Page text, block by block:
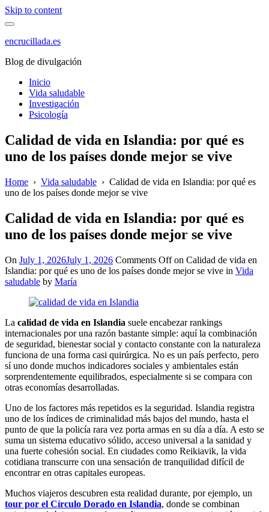
Skip to content
encrucillada.es
Blog de divulgación
Inicio
Vida saludable
Investigación
Psicología
Calidad de vida en Islandia: por qué es
uno de los países donde mejor se vive
Home › Vida saludable › Calidad de vida en Islandia: por qué es
uno de los países donde mejor se vive
Calidad de vida en Islandia: por qué es
uno de los países donde mejor se vive
On July 1, 2026July 1, 2026 Comments Offon Calidad de vida en
Islandia: por qué es uno de los países donde mejor se vive in Vida
saludable by María
La calidad de vida en Islandia suele encabezar rankings
internacionales por una razón bastante simple: aquí la combinación
de seguridad, bienestar social y contacto constante con la naturaleza
funciona de una forma casi quirúrgica. No es un país perfecto, pero
sí uno donde muchos indicadores sociales y ambientales están
sorprendentemente equilibrados, especialmente si se compara con
otras economías desarrolladas.
Uno de los factores más repetidos es la seguridad. Islandia registra
uno de los índices de criminalidad más bajos del mundo, hasta el
punto de que la policía rara vez porta armas en su día a día. A esto se
suma un sistema educativo sólido, acceso universal a la sanidad y
una fuerte cohesión social. En ciudades como Reikiavik, la vida
cotidiana transcurre con una sensación de tranquilidad difícil de
encontrar en otras capitales europeas.
Muchos viajeros descubren esta realidad durante, por ejemplo, un
tour por el Círculo Dorado en Islandia, donde se combinan